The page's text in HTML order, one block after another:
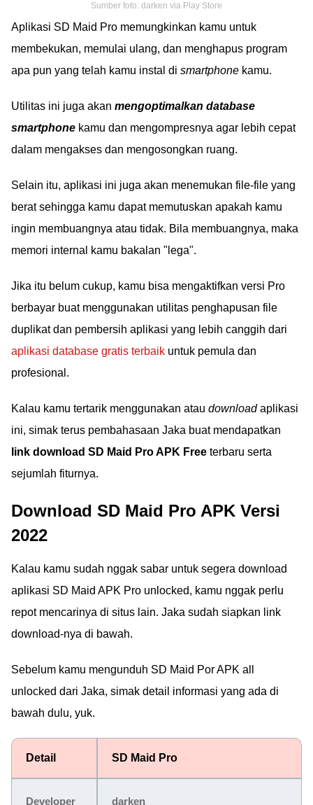
Sumber foto: darken via Play Store
Aplikasi SD Maid Pro memungkinkan kamu untuk
membekukan, memulai ulang, dan menghapus program
apa pun yang telah kamu instal di smartphone kamu.
Utilitas ini juga akan mengoptimalkan database
smartphone kamu dan mengompresnya agar lebih cepat
dalam mengakses dan mengosongkan ruang.
Selain itu, aplikasi ini juga akan menemukan file-file yang
berat sehingga kamu dapat memutuskan apakah kamu
ingin membuangnya atau tidak. Bila membuangnya, maka
memori internal kamu bakalan "lega".
Jika itu belum cukup, kamu bisa mengaktifkan versi Pro
berbayar buat menggunakan utilitas penghapusan file
duplikat dan pembersih aplikasi yang lebih canggih dari
aplikasi database gratis terbaik untuk pemula dan
profesional.
Kalau kamu tertarik menggunakan atau downloadaplikasi
ini, simak terus pembahasaan Jaka buat mendapatkan
link download SD Maid Pro APK Free terbaru serta
sejumlah fiturnya.
Download SD Maid Pro APK Versi
2022
Kalau kamu sudah nggak sabar untuk segera download
aplikasi SD Maid APK Pro unlocked, kamu nggak perlu
repot mencarinya di situs lain. Jaka sudah siapkan link
download-nya di bawah.
Sebelum kamu mengunduh SD Maid Por APK all
unlocked dari Jaka, simak detail informasi yang ada di
bawah dulu, yuk.
Detail SD Maid Pro
Developer darken